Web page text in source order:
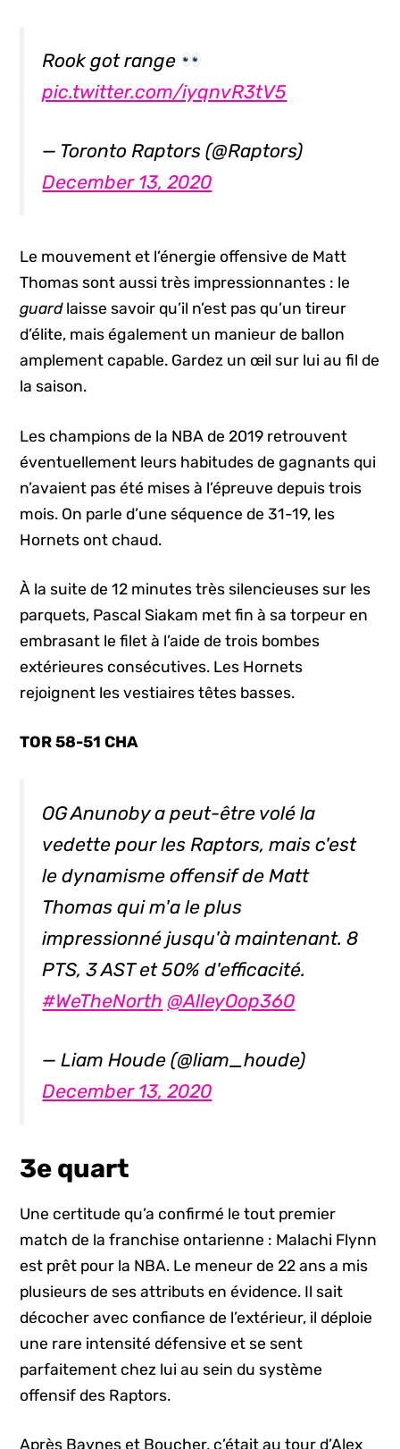
Rook got range
pic.twitter.com/iyqnvR3tV5
— Toronto Raptors (@Raptors)
December 13, 2020
Le mouvement et l’énergie offensive de Matt
Thomas sont aussi très impressionnantes : le
guardlaisse savoir qu’il n’est pas qu’un tireur
d’élite, mais également un manieur de ballon
amplement capable. Gardez un œil sur lui au fil de
la saison.
Les champions de la NBA de 2019 retrouvent
éventuellement leurs habitudes de gagnants qui
n’avaient pas été mises à l’épreuve depuis trois
mois. On parle d’une séquence de 31-19, les
Hornets ont chaud.
À la suite de 12 minutes très silencieuses sur les
parquets, Pascal Siakam met fin à sa torpeur en
embrasant le filet à l’aide de trois bombes
extérieures consécutives. Les Hornets
rejoignent les vestiaires têtes basses.
TOR 58-51 CHA
OG Anunoby a peut-être volé la
vedette pour les Raptors, mais c'est
le dynamisme offensif de Matt
Thomas qui m'a le plus
impressionné jusqu'à maintenant. 8
PTS, 3 AST et 50% d'efficacité.
#WeTheNorth @AlleyOop360
— Liam Houde (@liam_houde)
December 13, 2020
3e quart
Une certitude qu’a confirmé le tout premier
match de la franchise ontarienne : Malachi Flynn
est prêt pour la NBA. Le meneur de 22 ans a mis
plusieurs de ses attributs en évidence. Il sait
décocher avec confiance de l’extérieur, il déploie
une rare intensité défensive et se sent
parfaitement chez lui au sein du système
offensif des Raptors.
Après Baynes et Boucher, c’était au tour d’Alex